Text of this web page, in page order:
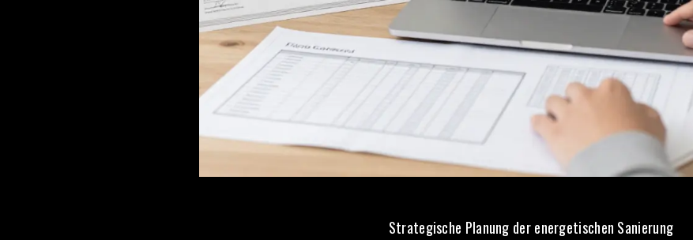
Strategische Planung der energetischen Sanierung